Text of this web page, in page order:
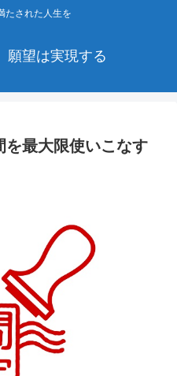
たされた人生を
望は実現する
を最大限使いこなす